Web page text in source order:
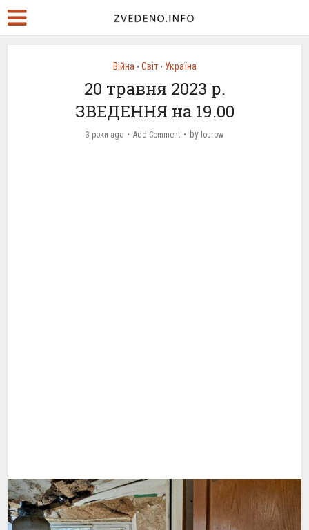
Війна • Світ • Україна
20 травня 2023 р.
ЗВЕДЕННЯ на 19.00
3 роки ago Add Comment by lourow